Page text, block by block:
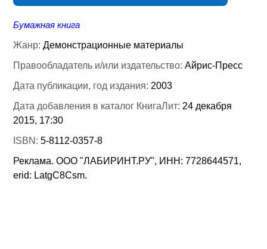
Бумажная книга
Жанр:Демонстрационные материалы
Правообладатель и/или издательство:Айрис-Пресс
Дата публикации, год издания: 2003
Дата добавления в каталог КнигаЛит: 24 декабря
2015, 17:30
ISBN:5-8112-0357-8
Реклама. ООО "ЛАБИРИНТ.РУ", ИНН: 7728644571,
erid: LatgC8Csm.